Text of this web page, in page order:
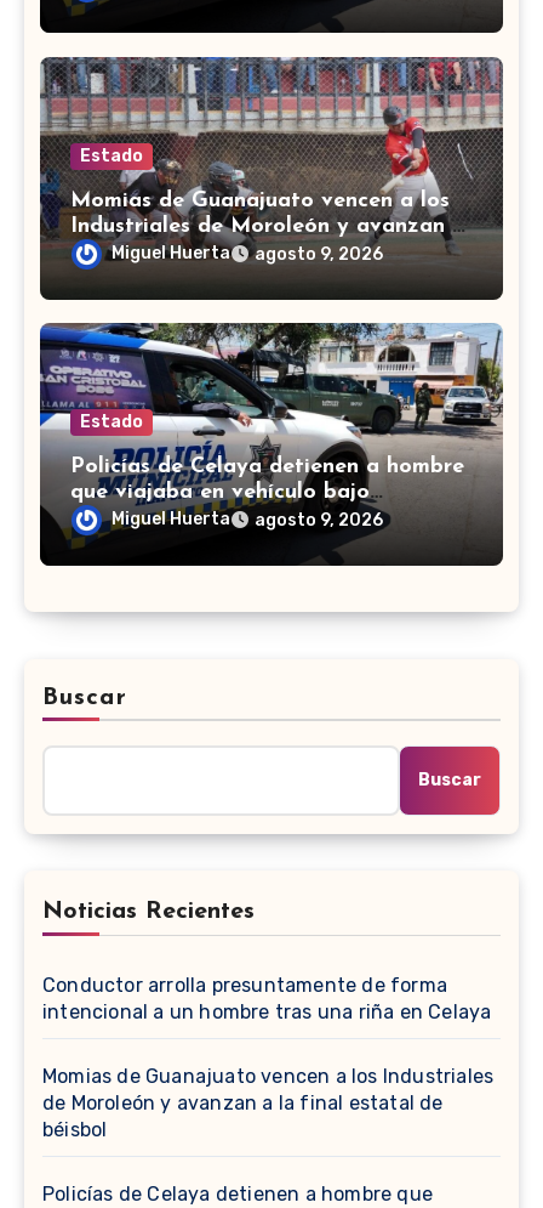
Estado
Momias de Guanajuato vencen a los
Industriales de Moroleón y avanzan a
la final estatal de béisbol
Miguel Huerta agosto 9, 2026
Estado
Policías de Celaya detienen a hombre
que viajaba en vehículo bajo
investigación
Miguel Huerta agosto 9, 2026
Buscar
Buscar
Noticias Recientes
Conductor arrolla presuntamente de forma
intencional a un hombre tras una riña en Celaya
Momias de Guanajuato vencen a los Industriales
de Moroleón y avanzan a la final estatal de
béisbol
Policías de Celaya detienen a hombre que